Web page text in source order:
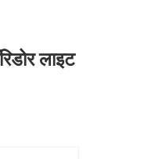
लाइट